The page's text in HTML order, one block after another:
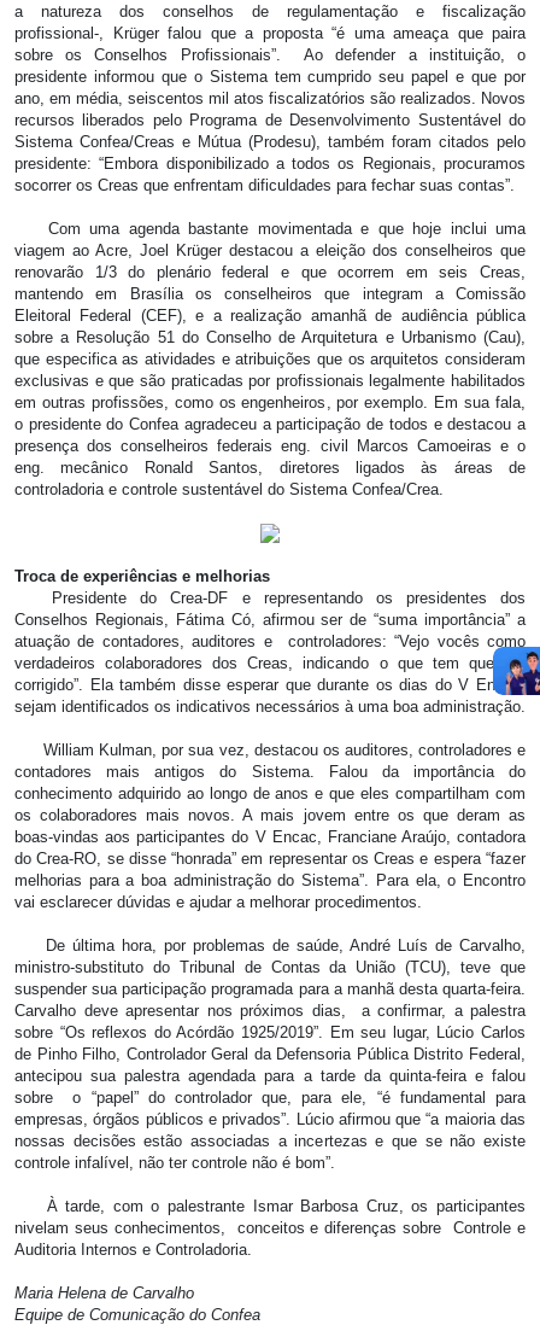
a natureza dos conselhos de regulamentação e fiscalização
profissional-, Krüger falou que a proposta “é uma ameaça que paira
sobre os Conselhos Profissionais”. Ao defender a instituição, o
presidente informou que o Sistema tem cumprido seu papel e que por
ano, em média, seiscentos mil atos fiscalizatórios são realizados. Novos
recursos liberados pelo Programa de Desenvolvimento Sustentável do
Sistema Confea/Creas e Mútua (Prodesu), também foram citados pelo
presidente: “Embora disponibilizado a todos os Regionais, procuramos
socorrer os Creas que enfrentam dificuldades para fechar suas contas”.
Com uma agenda bastante movimentada e que hoje inclui uma
viagem ao Acre, Joel Krüger destacou a eleição dos conselheiros que
renovarão 1/3 do plenário federal e que ocorrem em seis Creas,
mantendo em Brasília os conselheiros que integram a Comissão
Eleitoral Federal (CEF), e a realização amanhã de audiência pública
sobre a Resolução 51 do Conselho de Arquitetura e Urbanismo (Cau),
que especifica as atividades e atribuições que os arquitetos consideram
exclusivas e que são praticadas por profissionais legalmente habilitados
em outras profissões, como os engenheiros, por exemplo. Em sua fala,
o presidente do Confea agradeceu a participação de todos e destacou a
presença dos conselheiros federais eng. civil Marcos Camoeiras e o
eng. mecânico Ronald Santos, diretores ligados às áreas de
controladoria e controle sustentável do Sistema Confea/Crea.
Troca de experiências e melhorias
Presidente do Crea-DF e representando os presidentes dos
Conselhos Regionais, Fátima Có, afirmou ser de “suma importância” a
atuação de contadores, auditores e controladores: “Vejo vocês como
verdadeiros colaboradores dos Creas, indicando o que tem que ser
corrigido”. Ela também disse esperar que durante os dias do V Encac,
sejam identificados os indicativos necessários à uma boa administração.
William Kulman, por sua vez, destacou os auditores, controladores e
contadores mais antigos do Sistema. Falou da importância do
conhecimento adquirido ao longo de anos e que eles compartilham com
os colaboradores mais novos. A mais jovem entre os que deram as
boas-vindas aos participantes do V Encac, Franciane Araújo, contadora
do Crea-RO, se disse “honrada” em representar os Creas e espera “fazer
melhorias para a boa administração do Sistema”. Para ela, o Encontro
vai esclarecer dúvidas e ajudar a melhorar procedimentos.
De última hora, por problemas de saúde, André Luís de Carvalho,
ministro-substituto do Tribunal de Contas da União (TCU), teve que
suspender sua participação programada para a manhã desta quarta-feira.
Carvalho deve apresentar nos próximos dias, a confirmar, a palestra
sobre “Os reflexos do Acórdão 1925/2019”. Em seu lugar, Lúcio Carlos
de Pinho Filho, Controlador Geral da Defensoria Pública Distrito Federal,
antecipou sua palestra agendada para a tarde da quinta-feira e falou
sobre o “papel” do controlador que, para ele, “é fundamental para
empresas, órgãos públicos e privados”. Lúcio afirmou que “a maioria das
nossas decisões estão associadas a incertezas e que se não existe
controle infalível, não ter controle não é bom”.
À tarde, com o palestrante Ismar Barbosa Cruz, os participantes
nivelam seus conhecimentos, conceitos e diferenças sobre Controle e
Auditoria Internos e Controladoria.
Maria Helena de Carvalho
Equipe de Comunicação do Confea